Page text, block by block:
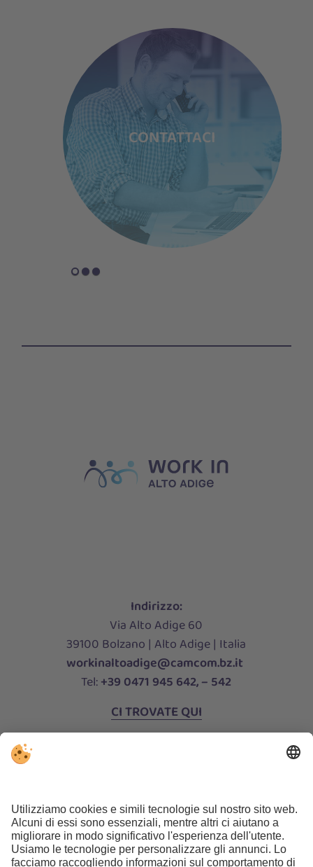
CONTATTACI
Indirizzo:
Via Alto Adige 60
39100 Bolzano | Alto Adige | Italia
workinaltoadige@camcom.bz.it
Tel:+39 0471 945 642, – 542
CI TROVATE QUI
venerdi
8:30 ‑ 12:00
CONTATTACI